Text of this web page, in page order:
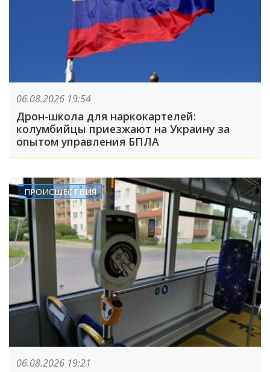
06.08.2026 19:54
Дрон-школа для наркокартелей:
колумбийцы приезжают на Украину за
опытом управления БПЛА
ПРОИСШЕСТВИЯ
06.08.2026 19:21